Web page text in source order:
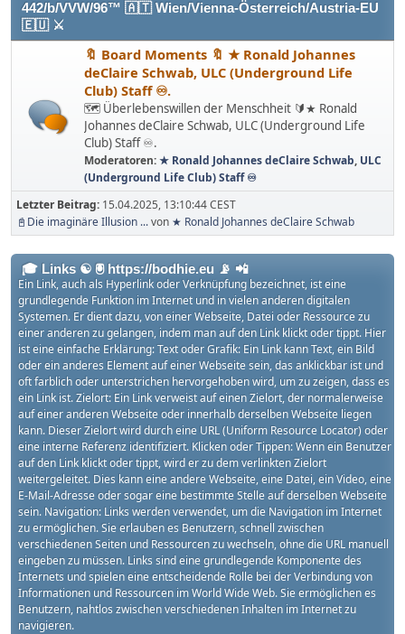
442/b/VVW/96™ 🇦🇹 Wien/Vienna-Österreich/Austria-EU
🇪🇺 ⚔
🔖 Board Moments 🔖 ★ Ronald Johannes
deClaire Schwab, ULC (Underground Life
Club) Staff ♾.
🗺️ Überlebenswillen der Menschheit 🔰★ Ronald
Johannes deClaire Schwab, ULC (Underground Life
Club) Staff ♾.
Moderatoren:★ Ronald Johannes deClaire Schwab, ULC
(Underground Life Club) Staff ♾
Letzter Beitrag: 15.04.2025, 13:10:44 CEST
📓Die imaginäre Illusion ...von ★ Ronald Johannes deClaire Schwab
🎓 Links ☯ 🖲 https://bodhie.eu 📡 📲
Ein Link, auch als Hyperlink oder Verknüpfung bezeichnet, ist eine
grundlegende Funktion im Internet und in vielen anderen digitalen
Systemen. Er dient dazu, von einer Webseite, Datei oder Ressource zu
einer anderen zu gelangen, indem man auf den Link klickt oder tippt. Hier
ist eine einfache Erklärung: Text oder Grafik: Ein Link kann Text, ein Bild
oder ein anderes Element auf einer Webseite sein, das anklickbar ist und
oft farblich oder unterstrichen hervorgehoben wird, um zu zeigen, dass es
ein Link ist. Zielort: Ein Link verweist auf einen Zielort, der normalerweise
auf einer anderen Webseite oder innerhalb derselben Webseite liegen
kann. Dieser Zielort wird durch eine URL (Uniform Resource Locator) oder
eine interne Referenz identifiziert. Klicken oder Tippen: Wenn ein Benutzer
auf den Link klickt oder tippt, wird er zu dem verlinkten Zielort
weitergeleitet. Dies kann eine andere Webseite, eine Datei, ein Video, eine
E-Mail-Adresse oder sogar eine bestimmte Stelle auf derselben Webseite
sein. Navigation: Links werden verwendet, um die Navigation im Internet
zu ermöglichen. Sie erlauben es Benutzern, schnell zwischen
verschiedenen Seiten und Ressourcen zu wechseln, ohne die URL manuell
eingeben zu müssen. Links sind eine grundlegende Komponente des
Internets und spielen eine entscheidende Rolle bei der Verbindung von
Informationen und Ressourcen im World Wide Web. Sie ermöglichen es
Benutzern, nahtlos zwischen verschiedenen Inhalten im Internet zu
navigieren.